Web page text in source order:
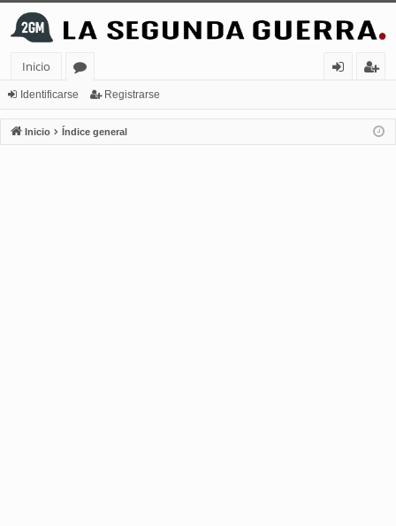
Inicio
or
os
nt
ifi
ist
ra
Identificarse Registrarse
Inicio Índice general